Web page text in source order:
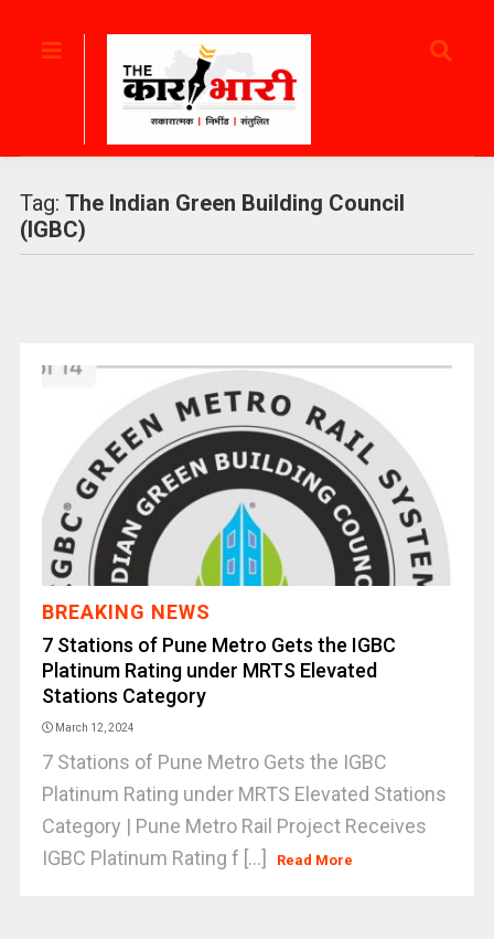
Tag: The Indian Green Building Council
(IGBC)
BREAKING NEWS
7 Stations of Pune Metro Gets the IGBC
Platinum Rating under MRTS Elevated
Stations Category
March 12, 2024
7 Stations of Pune Metro Gets the IGBC
Platinum Rating under MRTS Elevated Stations
Category | Pune Metro Rail Project Receives
IGBC Platinum Rating f [...]
Read More